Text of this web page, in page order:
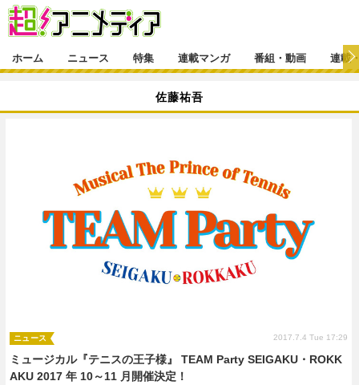
映画 音楽
グッズ イベント
声優 コスプレ
インタビュー レポート
ラキりす
連載マンガ一覧 連載一覧
番組・動画一覧 ラジオ
連載・ブログ
連載・ブログ一覧 コラム
ホーム ニュース 特集 連載マンガ 番組・動画 連載
佐藤祐吾
ミュージカル『テニスの王子様』 TEAM Party SEIGAKU・ROKK
AKU 2017 年 10～11 月開催決定！
ニュース 2017.7.4 Tue 17:29